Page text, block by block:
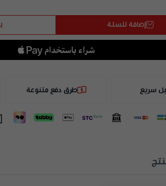
إضافة للسلة
سريع طرق دفع متنوعة